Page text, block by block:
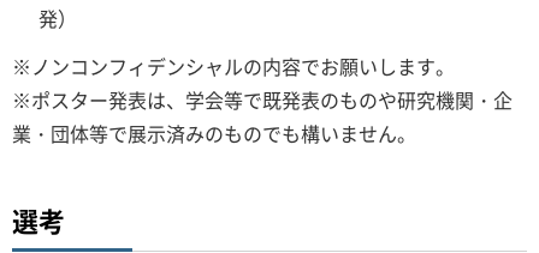
発）
※ノンコンフィデンシャルの内容でお願いします。
※ポスター発表は、学会等で既発表のものや研究機関・企
業・団体等で展示済みのものでも構いません。
選考